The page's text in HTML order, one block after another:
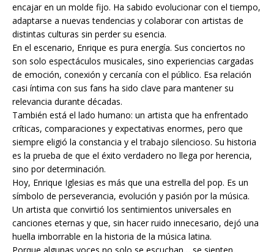
encajar en un molde fijo. Ha sabido evolucionar con el tiempo,
adaptarse a nuevas tendencias y colaborar con artistas de
distintas culturas sin perder su esencia.
En el escenario, Enrique es pura energía. Sus conciertos no
son solo espectáculos musicales, sino experiencias cargadas
de emoción, conexión y cercanía con el público. Esa relación
casi íntima con sus fans ha sido clave para mantener su
relevancia durante décadas.
También está el lado humano: un artista que ha enfrentado
críticas, comparaciones y expectativas enormes, pero que
siempre eligió la constancia y el trabajo silencioso. Su historia
es la prueba de que el éxito verdadero no llega por herencia,
sino por determinación.
Hoy, Enrique Iglesias es más que una estrella del pop. Es un
símbolo de perseverancia, evolución y pasión por la música.
Un artista que convirtió los sentimientos universales en
canciones eternas y que, sin hacer ruido innecesario, dejó una
huella imborrable en la historia de la música latina.